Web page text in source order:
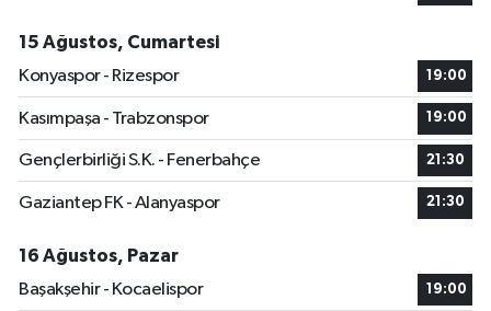
15 Ağustos, Cumartesi
Konyaspor - Rizespor
19:00
Kasımpaşa - Trabzonspor 19:00
Gençlerbirliği S.K. - Fenerbahçe 21:30
Gaziantep FK - Alanyaspor 21:30
16 Ağustos, Pazar
Başakşehir - Kocaelispor
19:00